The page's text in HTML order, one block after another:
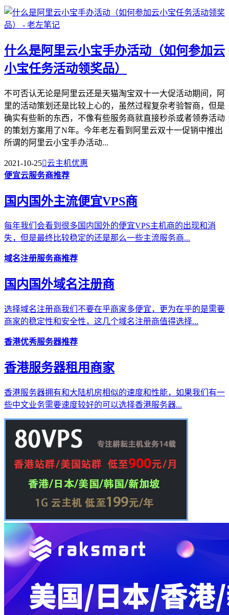
什么是阿里云小宝手办活动（如何参加云
小宝任务活动领奖品）
不可否认无论是阿里云还是天猫淘宝双十一大促活动期间，阿
里的活动策划还是比较上心的，虽然过程复杂考验智商，但是
确实有些新的东西，不像有些服务商就直接秒杀或者领券活动
的策划方案用了N年。今年老左看到阿里云双十一促销中推出
所谓的阿里云小宝手办活动...
2021-10-25云主机优惠
便宜云服务商推荐
国内国外主流便宜VPS商
每年我们会看到很多国内国外的便宜VPS主机商的出现和消
失，但是最终比较稳定的还是那么一些主流服务商...
域名注册服务商推荐
国内国外域名注册商
选择域名注册商我们不要在乎商家多便宜，更为在乎的是需要
商家的稳定性和安全性，这几个域名注册商值得选择...
香港优秀服务器推荐
香港服务器租用商家
香港服务器拥有和大陆机房相似的速度和性能，如果我们有一
些中文业务需要速度较好的可以选择香港服务器...